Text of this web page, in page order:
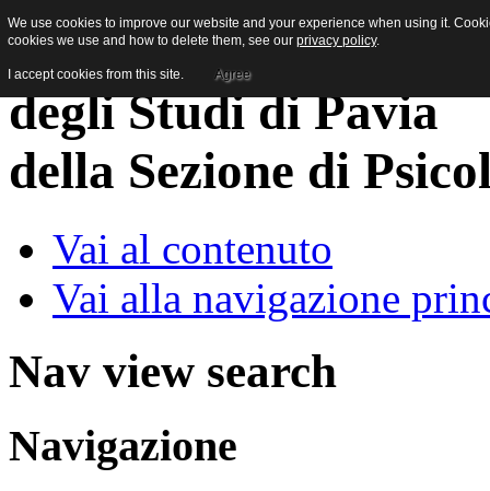
della Sezione di
Vai al contenuto
Vai alla navigazione
Nav view search
Navigazione
We use cookies to improve our website and your experience when using it.
cookies we use and how to delete them, see our privacy policy.
I accept cookies from this site. Agree